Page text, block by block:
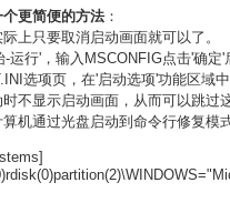
更简便的方法 ：
上只要取消启动画面就可以了。
运行'，输入MSCONFIG点击'确定'
选项页，在'启动选项'功能区域
不显示启动画面，从而可以跳过
机通过光盘启动到命令行修复模